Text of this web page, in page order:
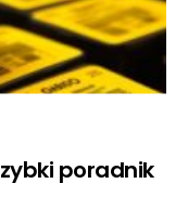
poradnik